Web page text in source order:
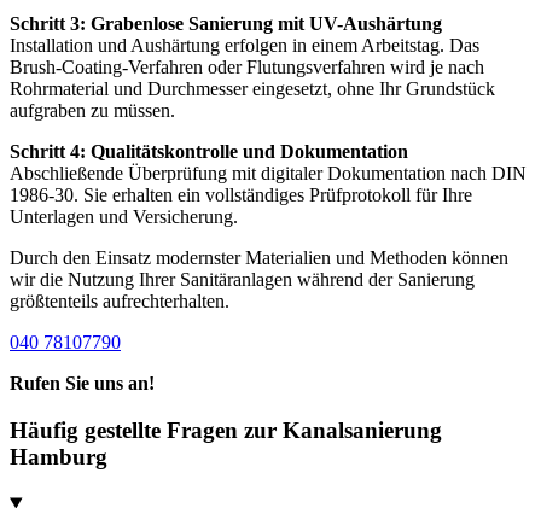
Schritt 3: Grabenlose Sanierung mit UV-Aushärtung
Installation und Aushärtung erfolgen in einem Arbeitstag. Das
Brush-Coating-Verfahren oder Flutungsverfahren wird je nach
Rohrmaterial und Durchmesser eingesetzt, ohne Ihr Grundstück
aufgraben zu müssen.
Schritt 4: Qualitätskontrolle und Dokumentation
Abschließende Überprüfung mit digitaler Dokumentation nach DIN
1986-30. Sie erhalten ein vollständiges Prüfprotokoll für Ihre
Unterlagen und Versicherung.
Durch den Einsatz modernster Materialien und Methoden können
wir die Nutzung Ihrer Sanitäranlagen während der Sanierung
größtenteils aufrechterhalten.
040 78107790
Rufen Sie uns an!
Häufig gestellte Fragen zur Kanalsanierung
Hamburg